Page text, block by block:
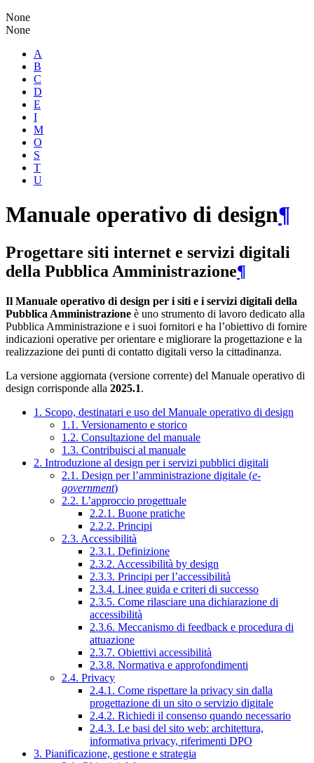
None
None
A
B
C
D
E
I
M
O
S
T
U
Manuale operativo di design¶
Progettare siti internet e servizi digitali
della Pubblica Amministrazione¶
Il Manuale operativo di design per i siti e i servizi digitali della
Pubblica Amministrazione è uno strumento di lavoro dedicato alla
Pubblica Amministrazione e i suoi fornitori e ha l’obiettivo di fornire
indicazioni operative per orientare e migliorare la progettazione e la
realizzazione dei punti di contatto digitali verso la cittadinanza.
La versione aggiornata (versione corrente) del Manuale operativo di
design corrisponde alla 2025.1.
1. Scopo, destinatari e uso del Manuale operativo di design
1.1. Versionamento e storico
1.2. Consultazione del manuale
1.3. Contribuisci al manuale
2. Introduzione al design per i servizi pubblici digitali
2.1. Design per l’amministrazione digitale (e-
government)
2.2. L’approccio progettuale
2.2.1. Buone pratiche
2.2.2. Principi
2.3. Accessibilità
2.3.1. Definizione
2.3.2. Accessibilità by design
2.3.3. Principi per l’accessibilità
2.3.4. Linee guida e criteri di successo
2.3.5. Come rilasciare una dichiarazione di
accessibilità
2.3.6. Meccanismo di feedback e procedura di
attuazione
2.3.7. Obiettivi accessibilità
2.3.8. Normativa e approfondimenti
2.4. Privacy
2.4.1. Come rispettare la privacy sin dalla
progettazione di un sito o servizio digitale
2.4.2. Richiedi il consenso quando necessario
2.4.3. Le basi del sito web: architettura,
informativa privacy, riferimenti DPO
3. Pianificazione, gestione e strategia